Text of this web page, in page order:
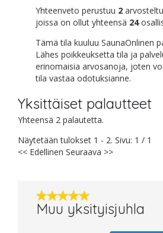
Yhteenveto perustuu 2
joissa on ollut yhteensä 24
Tämä tila kuuluu SaunaOnlinen
Lähes poikkeuksetta tila ja
erinomaisia arvosanoja, joten
tila vastaa odotuksianne.
Yksittäiset palautteet
Yhteensä 2 palautetta.
Näytetään tulokset 1 - 2. Sivu: 1 / 1
<< Edellinen Seuraava >>
Muu yksityisjuhla